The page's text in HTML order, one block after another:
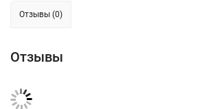
Отзывы (0)
Отзывы